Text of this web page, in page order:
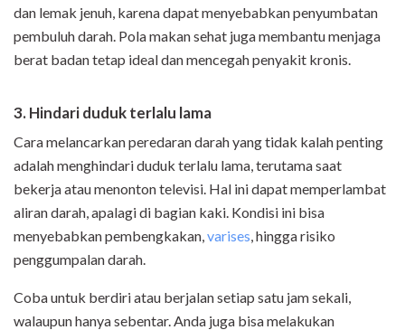
dan lemak jenuh, karena dapat menyebabkan penyumbatan
pembuluh darah. Pola makan sehat juga membantu menjaga
berat badan tetap ideal dan mencegah penyakit kronis.
3. Hindari duduk terlalu lama
Cara melancarkan peredaran darah yang tidak kalah penting
adalah menghindari duduk terlalu lama, terutama saat
bekerja atau menonton televisi. Hal ini dapat memperlambat
aliran darah, apalagi di bagian kaki. Kondisi ini bisa
menyebabkan pembengkakan, varises , hingga risiko
penggumpalan darah.
Coba untuk berdiri atau berjalan setiap satu jam sekali,
walaupun hanya sebentar. Anda juga bisa melakukan